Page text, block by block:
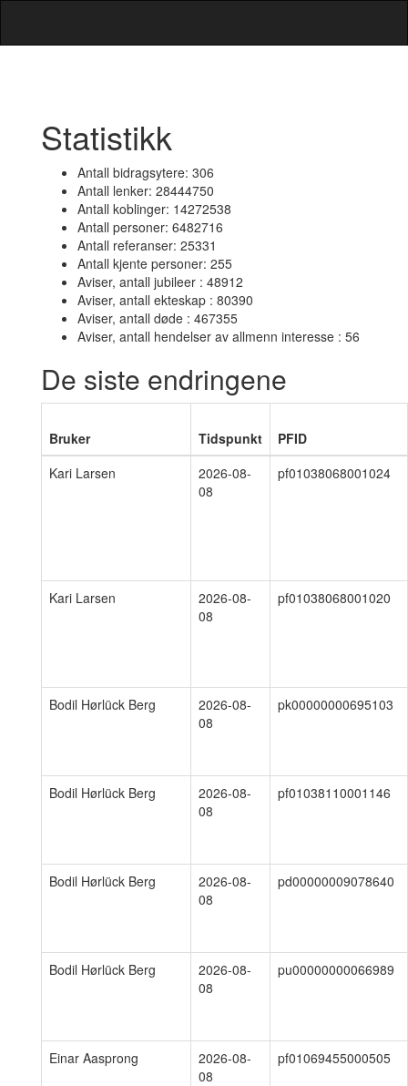
Statistikk
Antall bidragsytere: 306
Antall lenker: 28444750
Antall koblinger: 14272538
Antall personer: 6482716
Antall referanser: 25331
Antall kjente personer: 255
Aviser, antall jubileer : 48912
Aviser, antall ekteskap : 80390
Aviser, antall døde : 467355
Aviser, antall hendelser av allmenn interesse : 56
De siste endringene
Bruker Tidspunkt
PFID
Kari Larsen
2026-08-
08
pf01038068001024
Kari Larsen
2026-08-
08
pf01038068001020
Bodil Hørlück Berg
2026-08-
08
pk00000000695103
Bodil Hørlück Berg
2026-08-
08
pf01038110001146
Bodil Hørlück Berg
2026-08-
08
pd00000009078640
Bodil Hørlück Berg
2026-08-
08
pu00000000066989
Einar Aasprong
2026-08-
08
pf01069455000505